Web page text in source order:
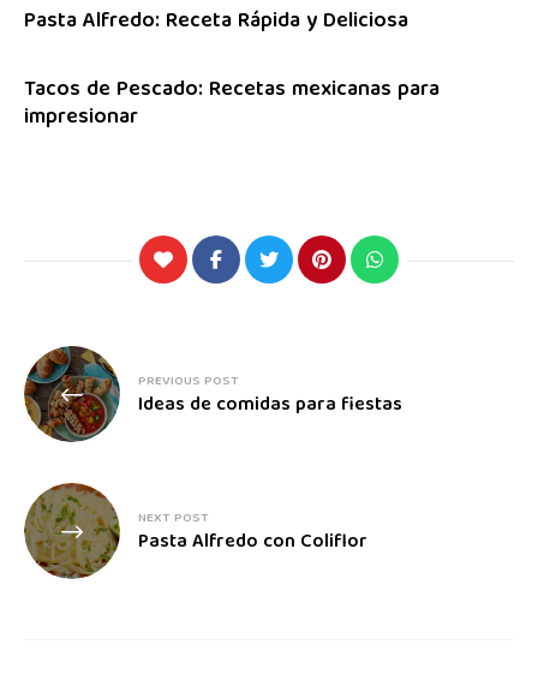
Pasta Alfredo: Receta Rápida y Deliciosa
Tacos de Pescado: Recetas mexicanas para
impresionar
PREVIOUS POST
Ideas de comidas para fiestas
NEXT POST
Pasta Alfredo con Coliflor